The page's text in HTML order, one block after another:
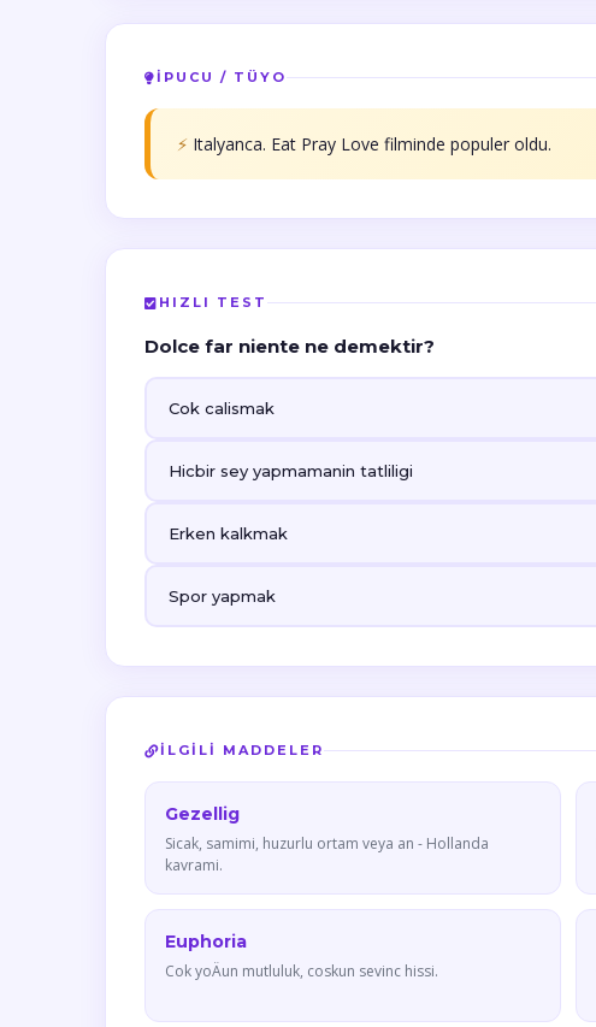
İPUCU / TÜYO
⚡ Italyanca. Eat Pray Love filminde populer oldu.
HIZLI TEST
Dolce far niente ne demektir?
Cok calismak
Hicbir sey yapmamanin tatliligi
Erken kalkmak
Spor yapmak
İLGILI MADDELER
Gezellig
Sicak, samimi, huzurlu ortam veya an - Hollanda
kavrami.
Euphoria
Cok yoÄun mutluluk, coskun sevinc hissi.